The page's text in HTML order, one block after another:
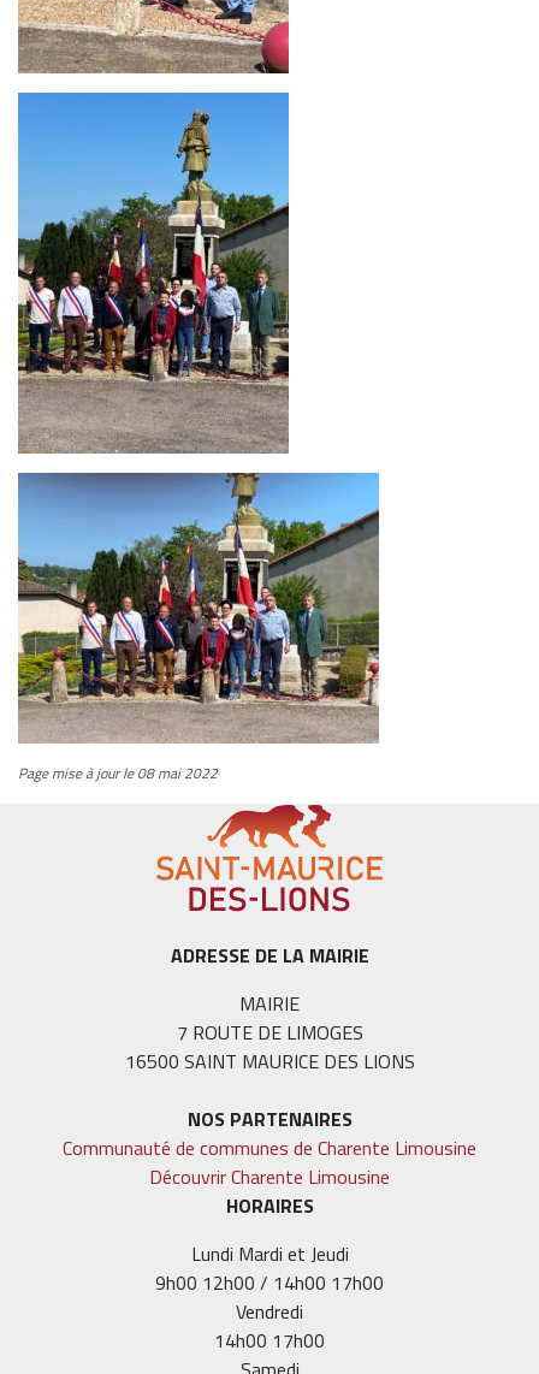
Page mise à jour le 08 mai 2022
ADRESSE DE LA MAIRIE
MAIRIE
7 ROUTE DE LIMOGES
16500 SAINT MAURICE DES LIONS
NOS PARTENAIRES
Communauté de communes de Charente Limousine
Découvrir Charente Limousine
HORAIRES
Lundi Mardi et Jeudi
9h00 12h00 / 14h00 17h00
Vendredi
14h00 17h00